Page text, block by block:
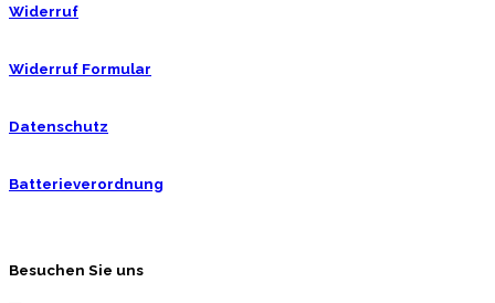
Widerruf
Widerruf Formular
Datenschutz
Batterieverordnung
Besuchen Sie uns